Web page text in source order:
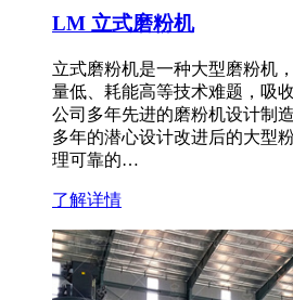
LM 立式磨粉机
立式磨粉机是一种大型磨粉机
量低、耗能高等技术难题，吸
公司多年先进的磨粉机设计制
多年的潜心设计改进后的大型
理可靠的…
了解详情